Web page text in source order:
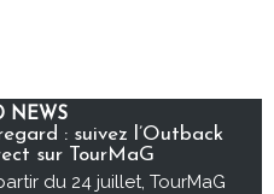
NEWS
: suivez l’Outback
sur TourMaG
du 24 juillet, TourMaG